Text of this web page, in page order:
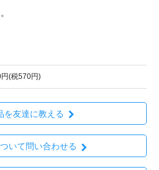
(税570円)
を友達に教える
いて問い合わせる